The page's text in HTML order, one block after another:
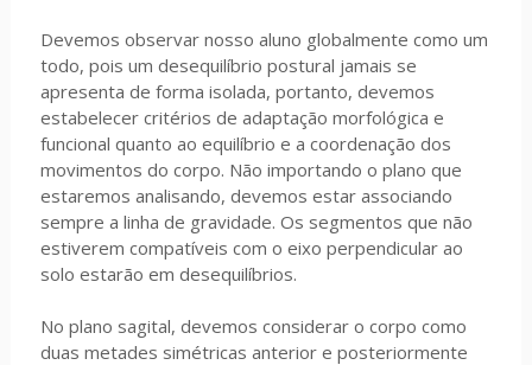
Devemos observar nosso aluno globalmente como um
todo, pois um desequilíbrio postural jamais se
apresenta de forma isolada, portanto, devemos
estabelecer critérios de adaptação morfológica e
funcional quanto ao equilíbrio e a coordenação dos
movimentos do corpo. Não importando o plano que
estaremos analisando, devemos estar associando
sempre a linha de gravidade. Os segmentos que não
estiverem compatíveis com o eixo perpendicular ao
solo estarão em desequilíbrios.
No plano sagital, devemos considerar o corpo como
duas metades simétricas anterior e posteriormente